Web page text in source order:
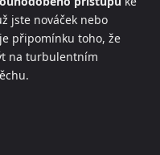
jste nováček nebo
připomínku toho, že
na turbulentním